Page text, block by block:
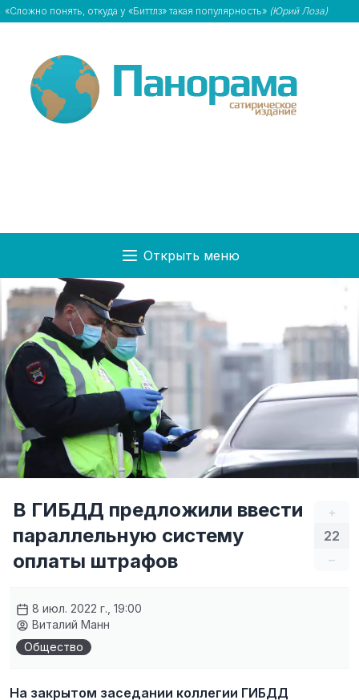
«Сложно понять, откуда у «Биттлз» такая популярность» (Юрий Лоза)
Открыть меню
+
22
–
В ГИБДД предложили ввести
параллельную систему
оплаты штрафов
8 июл. 2022 г., 19:00
Виталий Манн
Общество
На закрытом заседании коллегии ГИБДД